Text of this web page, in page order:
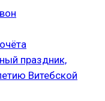
праздник,
Витебской